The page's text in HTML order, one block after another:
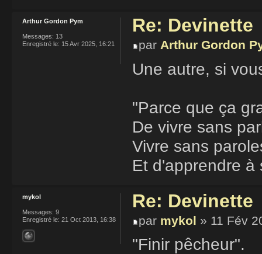
Re: Devinette
par Arthur Gordon
Une autre, si
"Parce que ça
De vivre sans
Vivre sans
Et d'apprendre à
Arthur Gordon Pym
Messages: 13
Enregistré le: 15 Avr 2025, 16:21
Re: Devinette
par mykol » 11 Fév
"Finir pêcheur".
mykol
Messages: 9
Enregistré le: 21 Oct 2013, 16:38